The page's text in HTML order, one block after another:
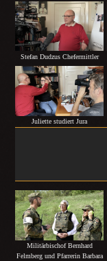
Stefan Dudzus Chefermittler
Juliette studiert Jura
Militärbischof Bernhard
Felmberg und Pfarrerin Barbara